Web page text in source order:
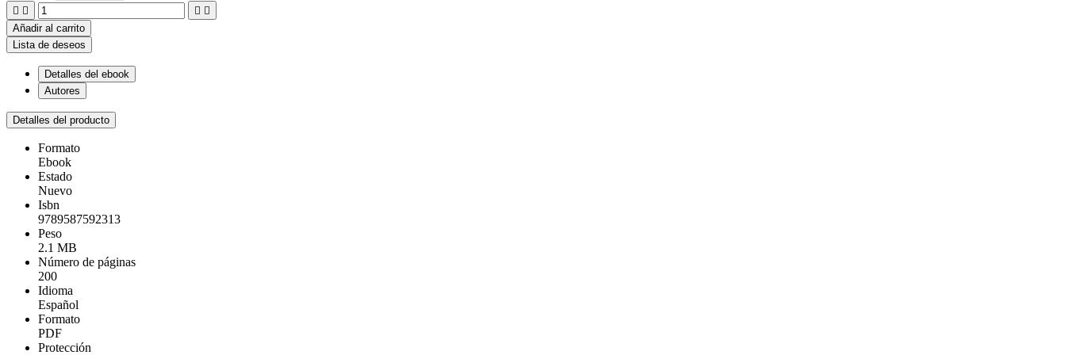
   
Añadir al carrito
Lista de deseos
Detalles del ebook
Autores
Detalles del producto
Formato
Ebook
Estado
Nuevo
Isbn
9789587592313
Peso
2.1 MB
Número de páginas
200
Idioma
Español
Formato
PDF
Protección